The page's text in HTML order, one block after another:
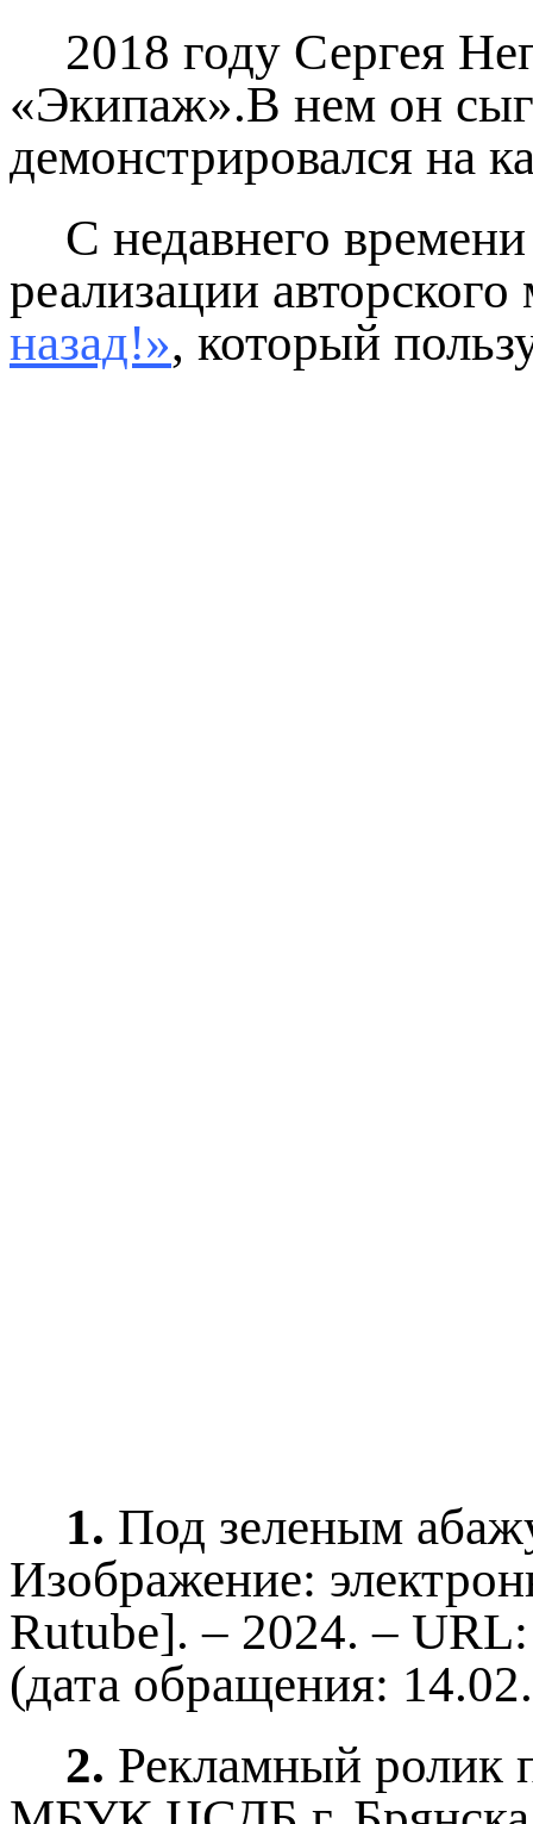
2018 году Сергея
«Экипаж».В нем он
демонстрировался на
С недавнего
реализации
назад!», который
1. Под зеленым
Изображение:
Rutube]. – 2024. –
(дата обращения:
2. Рекламный ролик